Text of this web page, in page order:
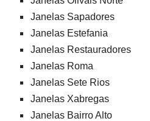
Janelas Sapadores
Janelas Estefania
Janelas Restauradores
Janelas Roma
Janelas Sete Rios
Janelas Xabregas
Janelas Bairro Alto